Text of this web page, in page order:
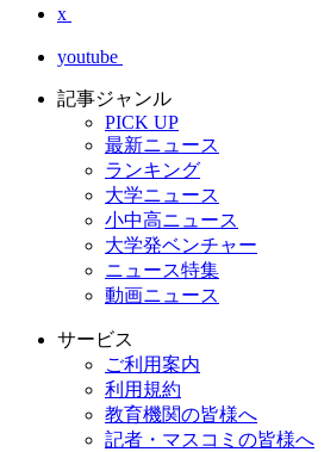
x
youtube
記事ジャンル
PICK UP
最新ニュース
ランキング
大学ニュース
小中高ニュース
大学発ベンチャー
ニュース特集
動画ニュース
サービス
ご利用案内
利用規約
教育機関の皆様へ
記者・マスコミの皆様へ